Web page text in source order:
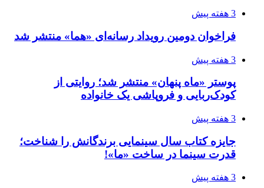
3 هفته پیش
فراخوان دومین رویداد رسانه‌ای «هما» منتشر شد
3 هفته پیش
پوستر «ماه پنهان» منتشر شد؛ روایتی از
کودک‌ربایی و فروپاشی یک خانواده
3 هفته پیش
جایزه کتاب سال سینمایی برندگانش را شناخت؛
قدرت سینما در ساخت «ما»!
3 هفته پیش